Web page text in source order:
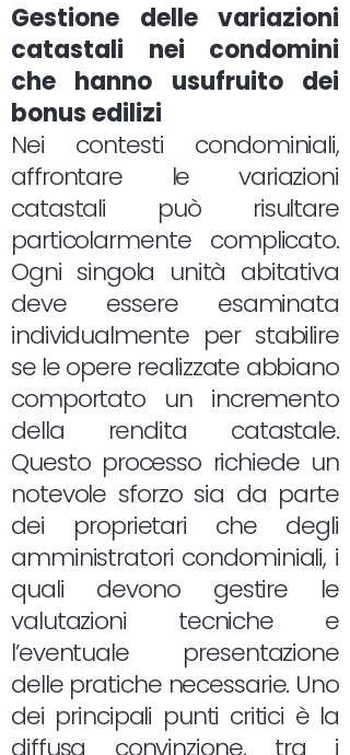
Gestione delle variazioni
catastali nei condomini
che hanno usufruito dei
bonus edilizi
Nei contesti condominiali,
affrontare le variazioni
catastali può risultare
particolarmente complicato.
Ogni singola unità abitativa
deve essere esaminata
individualmente per stabilire
se le opere realizzate abbiano
comportato un incremento
della rendita catastale.
Questo processo richiede un
notevole sforzo sia da parte
dei proprietari che degli
amministratori condominiali, i
quali devono gestire le
valutazioni tecniche e
l’eventuale presentazione
delle pratiche necessarie. Uno
dei principali punti critici è la
diffusa convinzione, tra i